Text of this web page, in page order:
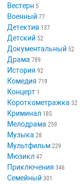
Вестерн 5
Военный 77
Детектив 137
Детский 52
Документальный 52
Драма 789
История 92
Комедия 719
Концерт 1
Короткометражка 32
Криминал 185
Мелодрама 259
Музыка 28
Мультфильм 229
Мюзикл 47
Приключения 346
Семейный 301